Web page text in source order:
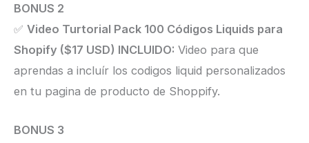
BONUS 2
✅ Video Turtorial Pack 100 Códigos Liquids para
Shopify ($17 USD) INCLUIDO: Video para que
aprendas a incluír los codigos liquid personalizados
en tu pagina de producto de Shoppify.
BONUS 3